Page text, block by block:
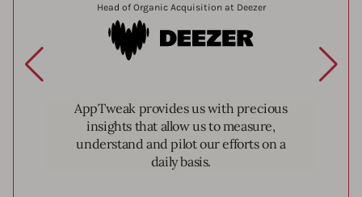
Head of Organic Acquisition at Deezer
Deezer
AppTweak provides us with precious
insights that allow us to measure,
understand and pilot our efforts on a
daily basis.